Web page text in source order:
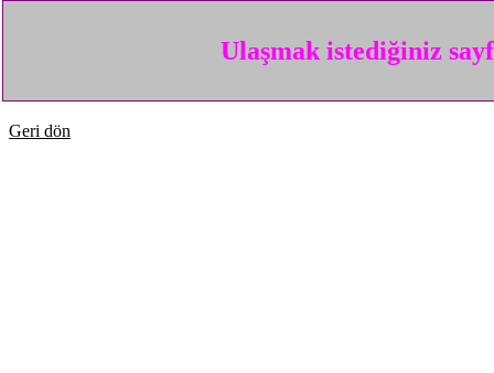
Ulaşmak istediğiniz
Geri dön